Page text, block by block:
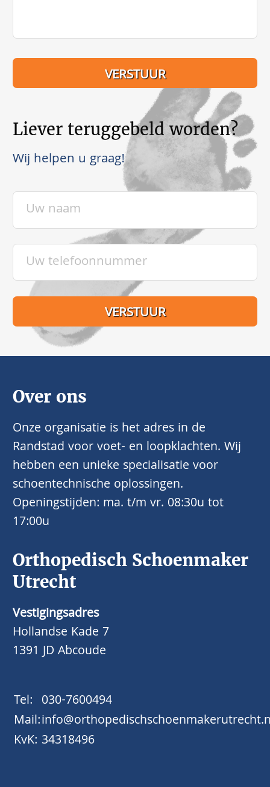
Liever teruggebeld worden?
Wij helpen u graag!
Orthopedisch Schoenmaker
Utrecht
Vestigingsadres
Hollandse Kade 7
1391 JD Abcoude
Tel: 030-7600494
Mail:
KvK: 34318496
Over ons
Onze organisatie is het adres in de
Randstad voor voet- en loopklachten. Wij
hebben een unieke specialisatie voor
schoentechnische oplossingen.
Openingstijden: ma. t/m vr. 08:30u tot
17:00u